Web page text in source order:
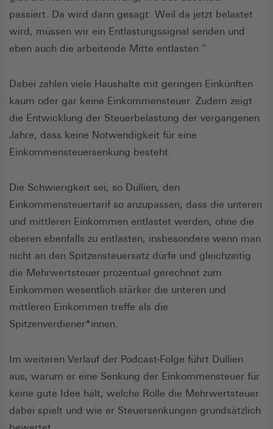
passiert. Da wird dann gesagt: Weil da jetzt belastet
wird, müssen wir ein Entlastungssignal senden und
eben auch die arbeitende Mitte entlasten.“
Dabei zahlen viele Haushalte mit geringen Einkünften
kaum oder gar keine Einkommensteuer. Zudem zeigt
die Entwicklung der Steuerbelastung der vergangenen
Jahre, dass keine Notwendigkeit für eine
Einkommensteuersenkung besteht.
Die Schwierigkeit sei, so Dullien, den
Einkommensteuertarif so anzupassen, dass die unteren
und mittleren Einkommen entlastet werden, ohne die
oberen ebenfalls zu entlasten, insbesondere wenn man
nicht an den Spitzensteuersatz dürfe und gleichzeitig
die Mehrwertsteuer prozentual gerechnet zum
Einkommen wesentlich stärker die unteren und
mittleren Einkommen treffe als die
Spitzenverdiener*innen.
Im weiteren Verlauf der Podcast-Folge führt Dullien
aus, warum er eine Senkung der Einkommensteuer für
keine gute Idee hält, welche Rolle die Mehrwertsteuer
dabei spielt und wie er Steuersenkungen grundsätzlich